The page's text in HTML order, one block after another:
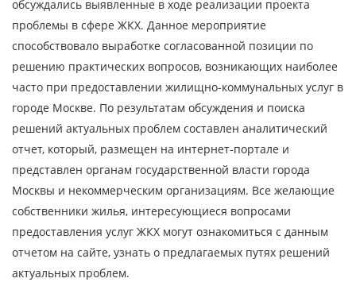
обсуждались выявленные в ходе реализации проекта
проблемы в сфере ЖКХ. Данное мероприятие
способствовало выработке согласованной позиции по
решению практических вопросов, возникающих наиболее
часто при предоставлении жилищно-коммунальных услуг в
городе Москве. По результатам обсуждения и поиска
решений актуальных проблем составлен аналитический
отчет, который, размещен на интернет-портале и
представлен органам государственной власти города
Москвы и некоммерческим организациям. Все желающие
собственники жилья, интересующиеся вопросами
предоставления услуг ЖКХ могут ознакомиться с данным
отчетом на сайте, узнать о предлагаемых путях решений
актуальных проблем.